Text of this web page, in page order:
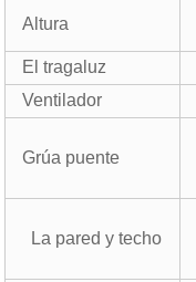
Altura
El tragaluz
Ventilador
Grúa puente
La pared y techo